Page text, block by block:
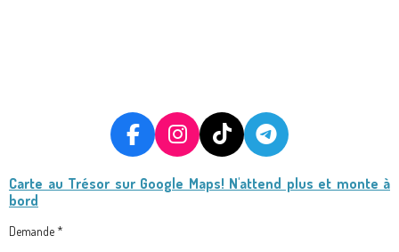
F
C
I
S
T
K
T
L
Carte au Trésor sur Google Maps! N'attend plus et monte à
bord
Demande *